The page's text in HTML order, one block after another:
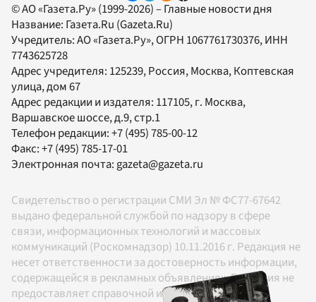
© АО «Газета.Ру» (1999-2026) – Главные новости дня
Название: Газета.Ru (Gazeta.Ru)
Учредитель:АО «Газета.Ру», ОГРН 1067761730376, ИНН
7743625728
Адрес учредителя: 125239, Россия, Москва, Коптевская
улица, дом 67
Адрес редакции и издателя: 117105, г. Москва,
Варшавское шоссе, д.9, стр.1
Телефон редакции:+7 (495) 785-00-12
Факс:+7 (495) 785-17-01
Электронная почта:gazeta@gazeta.ru
Свидетельство о регистрации СМИ Эл № ФС77-67642
выдано федеральной службой по надзору в сфере
связи, информационных технологий и массовых
коммуникаций (Роскомнадзор) 10.11.2016 г. Редакция не
несет ответственности за достоверность информации,
содержащейся в рекламных объявлениях. Редакция не
предоставляет справочной информации.